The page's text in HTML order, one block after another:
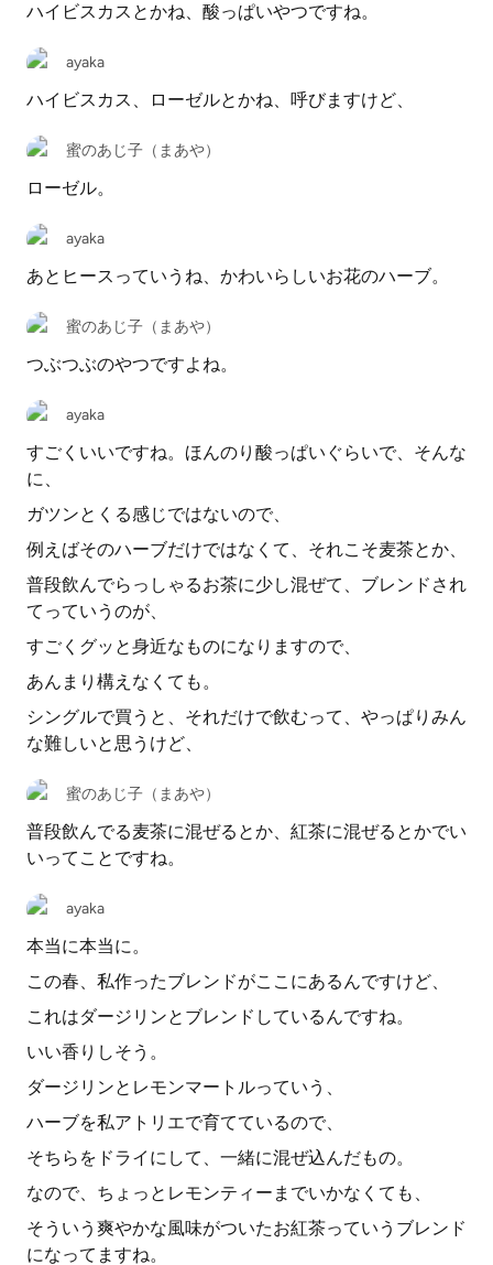
ハイビスカスとかね、酸っぱいやつですね。
ayaka
ハイビスカス、ローゼルとかね、呼びますけど、
蜜のあじ子（まあや）
ローゼル。
ayaka
あとヒースっていうね、かわいらしいお花のハーブ。
蜜のあじ子（まあや）
つぶつぶのやつですよね。
ayaka
すごくいいですね。ほんのり酸っぱいぐらいで、そんな
に、
ガツンとくる感じではないので、
例えばそのハーブだけではなくて、それこそ麦茶とか、
普段飲んでらっしゃるお茶に少し混ぜて、ブレンドされ
てっていうのが、
すごくグッと身近なものになりますので、
あんまり構えなくても。
シングルで買うと、それだけで飲むって、やっぱりみん
な難しいと思うけど、
蜜のあじ子（まあや）
普段飲んでる麦茶に混ぜるとか、紅茶に混ぜるとかでい
いってことですね。
ayaka
本当に本当に。
この春、私作ったブレンドがここにあるんですけど、
これはダージリンとブレンドしているんですね。
いい香りしそう。
ダージリンとレモンマートルっていう、
ハーブを私アトリエで育てているので、
そちらをドライにして、一緒に混ぜ込んだもの。
なので、ちょっとレモンティーまでいかなくても、
そういう爽やかな風味がついたお紅茶っていうブレンド
になってますね。